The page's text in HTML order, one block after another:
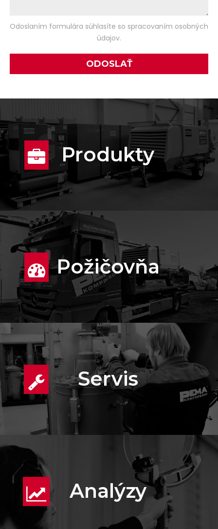
Odoslaním formulára súhlasíte so spracovaním osobných
údajov.
Produkty
Požičovňa
Servis
Analýzy